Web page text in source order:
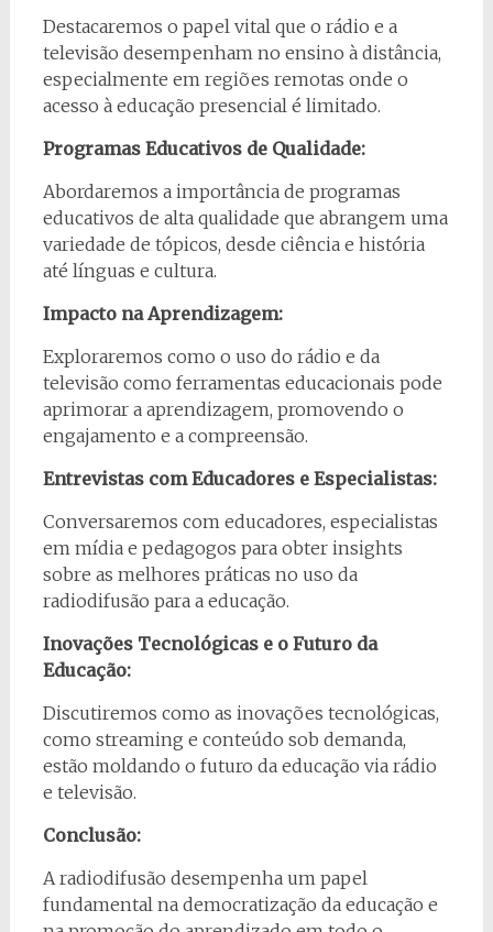
Destacaremos o papel vital que o rádio e a
televisão desempenham no ensino à distância,
especialmente em regiões remotas onde o
acesso à educação presencial é limitado.
Programas Educativos de Qualidade:
Abordaremos a importância de programas
educativos de alta qualidade que abrangem uma
variedade de tópicos, desde ciência e história
até línguas e cultura.
Impacto na Aprendizagem:
Exploraremos como o uso do rádio e da
televisão como ferramentas educacionais pode
aprimorar a aprendizagem, promovendo o
engajamento e a compreensão.
Entrevistas com Educadores e Especialistas:
Conversaremos com educadores, especialistas
em mídia e pedagogos para obter insights
sobre as melhores práticas no uso da
radiodifusão para a educação.
Inovações Tecnológicas e o Futuro da
Educação:
Discutiremos como as inovações tecnológicas,
como streaming e conteúdo sob demanda,
estão moldando o futuro da educação via rádio
e televisão.
Conclusão:
A radiodifusão desempenha um papel
fundamental na democratização da educação e